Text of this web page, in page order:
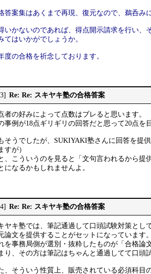
答案集はあくまで再現、復元なので、鵜呑み
いかないのであれば、得点開示請求を行い
てはいかがでしょうか。
度の合格を祈念しております。
Re: Re: スキヤキ塾の合格答案
者の好みによって点数はブレると思います。
事例が18点ギリギリの回答だと思って20点を
そうでしたが、SUKIYAKI塾さんに回答を提
すが）
、こういうのを見ると「文句言われるから提
になるかもしれませんよ。
Re: Re: スキヤキ塾の合格答案
ヤキ塾では、筆記通過して口頭試験対策とし
論文を提供することがセットになっています
を事務局側が選別・抜粋したものが「合格論
り、その方は筆記はちゃんと通過してて口頭
、そういう性質上、販売されている必須科